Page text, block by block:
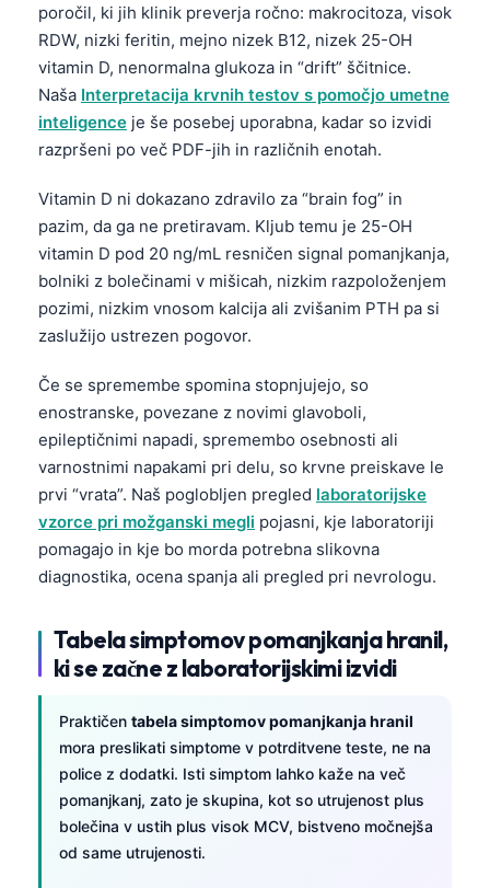
poročil, ki jih klinik preverja ročno: makrocitoza, visok
RDW, nizki feritin, mejno nizek B12, nizek 25-OH
vitamin D, nenormalna glukoza in “drift” ščitnice.
Naša Interpretacija krvnih testov s pomočjo umetne
inteligence je še posebej uporabna, kadar so izvidi
razpršeni po več PDF-jih in različnih enotah.
Vitamin D ni dokazano zdravilo za “brain fog” in
pazim, da ga ne pretiravam. Kljub temu je 25-OH
vitamin D pod 20 ng/mL resničen signal pomanjkanja,
bolniki z bolečinami v mišicah, nizkim razpoloženjem
pozimi, nizkim vnosom kalcija ali zvišanim PTH pa si
zaslužijo ustrezen pogovor.
Če se spremembe spomina stopnjujejo, so
enostranske, povezane z novimi glavoboli,
epileptičnimi napadi, spremembo osebnosti ali
varnostnimi napakami pri delu, so krvne preiskave le
prvi “vrata”. Naš poglobljen pregled laboratorijske
vzorce pri možganski megli pojasni, kje laboratoriji
pomagajo in kje bo morda potrebna slikovna
diagnostika, ocena spanja ali pregled pri nevrologu.
Tabela simptomov pomanjkanja hranil,
ki se začne z laboratorijskimi izvidi
Praktičen tabela simptomov pomanjkanja hranil
mora preslikati simptome v potrditvene teste, ne na
police z dodatki. Isti simptom lahko kaže na več
pomanjkanj, zato je skupina, kot so utrujenost plus
bolečina v ustih plus visok MCV, bistveno močnejša
od same utrujenosti.
Tiếng Việt
Tagalog
ไทย
ဗမာစာ
ភាសាខ្មែរ
Kiswahili
አማርኛ
O‘zbekcha
Català
Қазақ тілі
Suomi
Hrvatski
Slovenčina
پښتو
سنڌي
සිංහල
অসমীয়া
Latviešu valoda
Македонски јазик
Euskara
Gàidhlig